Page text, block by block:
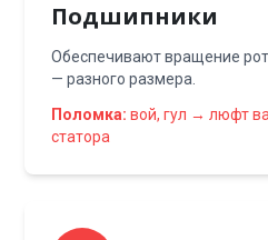
Подшипники
Обеспечивают вращение
— разного размера.
Поломка: вой, гул → люфт
статора